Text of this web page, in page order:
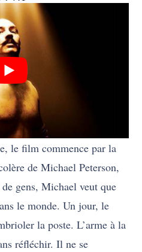
le film commence par la
de Michael Peterson,
gens, Michael veut que
le monde. Un jour, le
la poste. L’arme à la
réfléchir. Il ne se